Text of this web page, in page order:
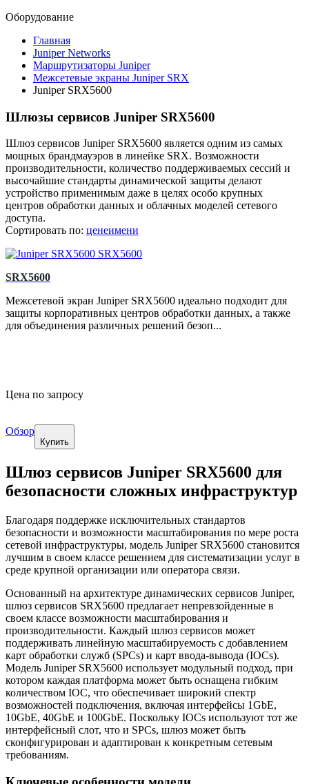
Оборудование
Главная
Juniper Networks
Маршрутизаторы Juniper
Межсетевые экраны Juniper SRX
Juniper SRX5600
Шлюзы сервисов Juniper SRX5600
Шлюз сервисов Juniper SRX5600 является одним из самых
мощных брандмауэров в линейке SRX. Возможности
производительности, количество поддерживаемых сессий и
высочайшие стандарты динамической защиты делают
устройство применимым даже в целях особо крупных
центров обработки данных и облачных моделей сетевого
доступа.
Сортировать по: ценеимени
SRX5600
Межсетевой экран Juniper SRX5600 идеально подходит для
защиты корпоративных центров обработки данных, а также
для объединения различных решений безоп...
Цена по запросу
Обзор
Купить
Шлюз сервисов Juniper SRX5600 для
безопасности сложных инфраструктур
Благодаря поддержке исключительных стандартов
безопасности и возможности масштабирования по мере роста
сетевой инфраструктуры, модель Juniper SRX5600 становится
лучшим в своем классе решением для систематизации услуг в
среде крупной организации или оператора связи.
Основанный на архитектуре динамических сервисов Juniper,
шлюз сервисов SRX5600 предлагает непревзойденные в
своем классе возможности масштабирования и
производительности. Каждый шлюз сервисов может
поддерживать линейную масштабируемость с добавлением
карт обработки служб (SPCs) и карт ввода-вывода (IOCs).
Модель Juniper SRX5600 использует модульный подход, при
котором каждая платформа может быть оснащена гибким
количеством IOC, что обеспечивает широкий спектр
возможностей подключения, включая интерфейсы 1GbE,
10GbE, 40GbE и 100GbE. Поскольку IOCs используют тот же
интерфейсный слот, что и SPCs, шлюз может быть
сконфигурирован и адаптирован к конкретным сетевым
требованиям.